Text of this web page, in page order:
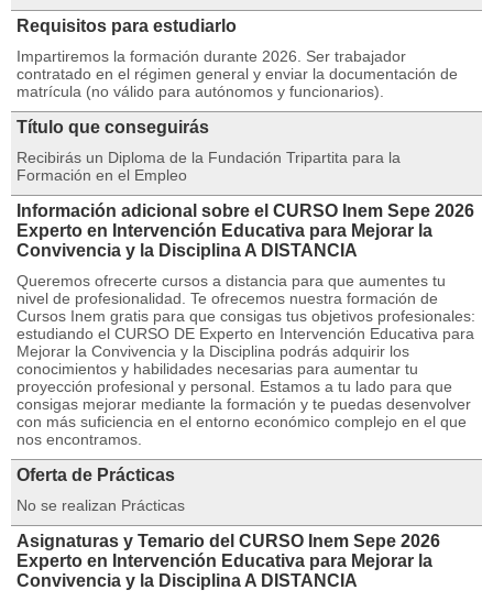
Requisitos para estudiarlo
Impartiremos la formación durante 2026. Ser trabajador
contratado en el régimen general y enviar la documentación de
matrícula (no válido para autónomos y funcionarios).
Título que conseguirás
Recibirás un Diploma de la Fundación Tripartita para la
Formación en el Empleo
Información adicional sobre el CURSO Inem Sepe 2026
Experto en Intervención Educativa para Mejorar la
Convivencia y la Disciplina A DISTANCIA
Queremos ofrecerte cursos a distancia para que aumentes tu
nivel de profesionalidad. Te ofrecemos nuestra formación de
Cursos Inem gratis para que consigas tus objetivos profesionales:
estudiando el CURSO DE Experto en Intervención Educativa para
Mejorar la Convivencia y la Disciplina podrás adquirir los
conocimientos y habilidades necesarias para aumentar tu
proyección profesional y personal. Estamos a tu lado para que
consigas mejorar mediante la formación y te puedas desenvolver
con más suficiencia en el entorno económico complejo en el que
nos encontramos.
Oferta de Prácticas
No se realizan Prácticas
Asignaturas y Temario del CURSO Inem Sepe 2026
Experto en Intervención Educativa para Mejorar la
Convivencia y la Disciplina A DISTANCIA